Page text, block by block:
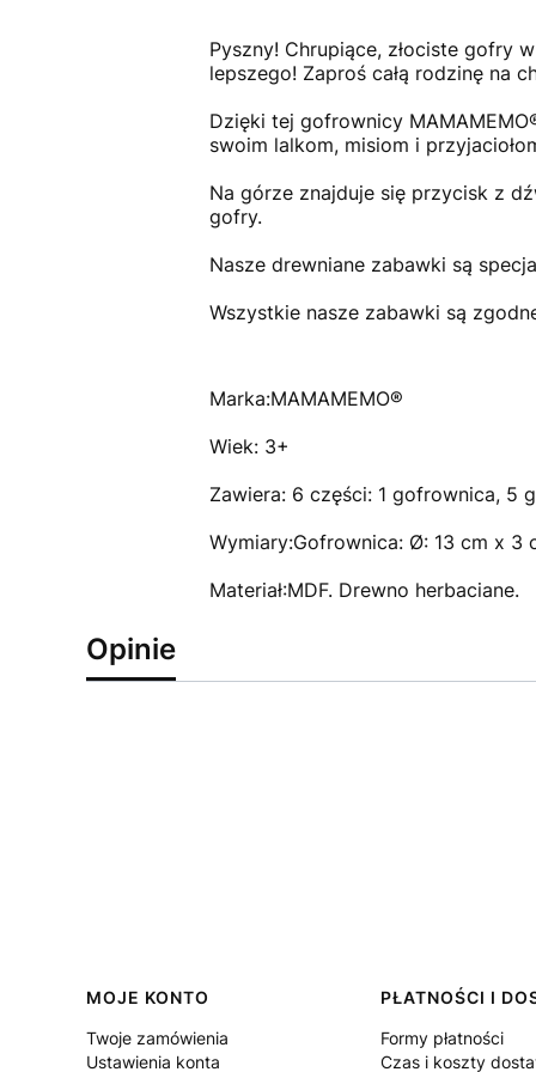
Pyszny! Chrupiące, złociste gofry
lepszego! Zaproś całą rodzinę na
Dzięki tej gofrownicy
swoim lalkom, misiom i
Na górze znajduje się przycisk z
gofry.
Nasze drewniane zabawki są
Wszystkie nasze zabawki są
Marka:MAMAMEMO®
Wiek: 3+
Zawiera: 6 części: 1 gofrownica, 5
Wymiary:Gofrownica: Ø: 13 cm x
Materiał:MDF. Drewno herbaciane.
Opinie
Linki w stopce
MOJE KONTO
Twoje zamówienia
Ustawienia konta
PŁATNOŚCI I
Formy płatności
Czas i koszty